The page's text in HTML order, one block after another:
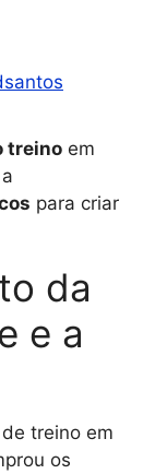
treino em
para criar
da
e a
treino em
os